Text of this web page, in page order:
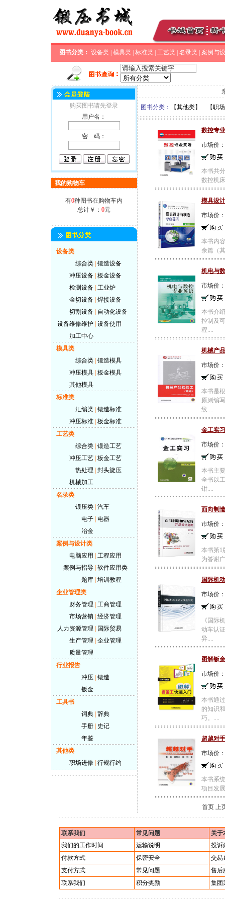
图书分类： 设备类 模具类 标准类 工艺类 名录类 案例与
购买图书请先登录
用户名：
密 码：
我的购物车
有0种图书在购物车内
总计￥： 0元
设备类
综合类 锻造设备
冲压设备 板金设备
检测设备 工业炉
金切设备 焊接设备
切割设备
自动化设备
设备维修维护 设备使用
加工中心
模具类
综合类 锻造模具
冲压模具 板金模具
其他模具
标准类
汇编类 锻造标准
冲压标准 板金标准
工艺类
综合类 锻造工艺
冲压工艺 板金工艺
热处理
封头旋压
机械加工
名录类
锻压类 汽车
电子 电器
冶金
案例与设计类
电脑应用
工程应用
案例与指导 软件应用类
题库 培训教程
企业管理类
财务管理
工商管理
市场营销 经济管理
人力资源管理
国际贸易
生产管理
企业管理
质量管理
行业报告
冲压 锻造
钣金
工具书
词典 辞典
手册
史记
年鉴
其他类
职场进修 行规行约
图书分类： 【其他类】 【职
数控专
市场价：
本书共
数控机
模具设
市场价：
本书内
余篇（
机电与
市场价：
本书介
控制及
程....
机械产
市场价：
本书是
原则编
纹....
金工实习
市场价：
本书主
全书以
钳....
面向制
市场价：
本书第1
为答谢
国际机
市场价：
《国际
动车认
异....
图解钣
市场价：
本书通
的知识
巧。....
超越对
市场价：
本书系
项目发
首页 上
联系我们 常见问题
关于
我们的工作时间
运输说明
投诉
付款方式
保密安全
交易
支付方式
常见问题
售后
联系我们
积分奖励 集团